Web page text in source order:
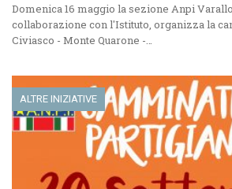
Domenica 16 maggio la sezione Anpi
collaborazione con l'Istituto, organizza la
Civiasco - Monte Quarone -…
ALTRE INIZIATIVE